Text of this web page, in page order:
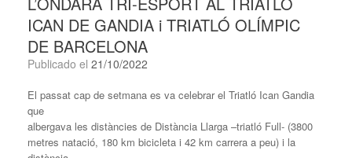
ICAN DE GANDIA i TRIATLÓ OLÍMPIC
DE BARCELONA
Publicado el 21/10/2022
El passat cap de setmana es va celebrar el Triatló Ican Gandia
que
albergava les distàncies de Distància Llarga –triatló Full- (3800
metres natació, 180 km bicicleta i 42 km carrera a peu) i la